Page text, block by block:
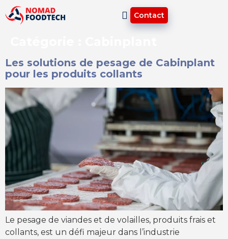
Contact
Les solutions de pesage de Cabinplant
pour les produits collants
Le pesage de viandes et de volailles, produits frais et
collants, est un défi majeur dans l’industrie